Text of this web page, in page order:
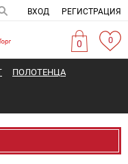
ВХОД РЕГИСТРАЦИЯ
0 0
ПОЛОТЕНЦА